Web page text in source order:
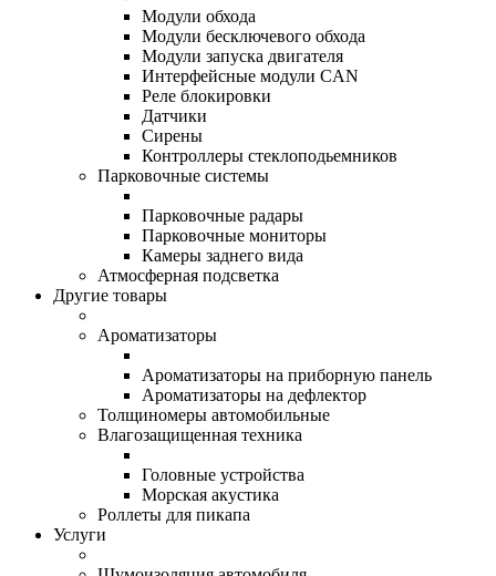
Модули обхода
Модули бесключевого обхода
Модули запуска двигателя
Интерфейсные модули CAN
Реле блокировки
Датчики
Сирены
Контроллеры стеклоподьемников
Парковочные системы
Парковочные радары
Парковочные мониторы
Камеры заднего вида
Атмосферная подсветка
Другие товары
Ароматизаторы
Ароматизаторы на приборную панель
Ароматизаторы на дефлектор
Толщиномеры автомобильные
Влагозащищенная техника
Головные устройства
Морская акустика
Роллеты для пикапа
Услуги